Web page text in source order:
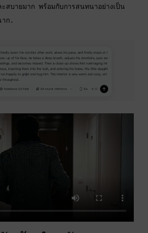
สบายมาก พร้อมกับการสนทนาอย่างเป็น
าก.